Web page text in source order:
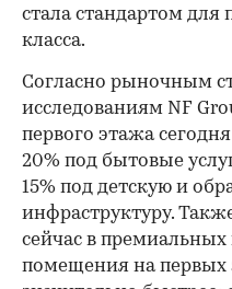
стала стандартом для
класса.
Согласно рыночным
исследованиям NF
первого этажа
20% под бытовые
15% под детскую и
инфраструктуру.
сейчас в
помещения на первых